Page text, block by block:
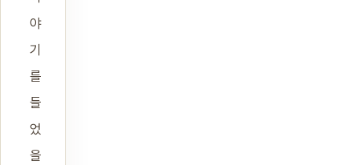
야
기
를
들
었
을